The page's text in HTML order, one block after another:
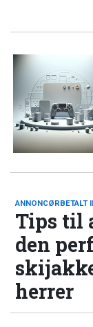
ANNONCØRBETALT
Tips til
den
herrer